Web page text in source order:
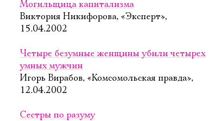
Могильщица капитализма
Виктория Никифорова, «Эксперт»,
15.04.2002
Четыре безумные женщины убили четырех
умных мужчин
Игорь Вирабов, «Комсомольская правда»,
12.04.2002
Сестры по разуму